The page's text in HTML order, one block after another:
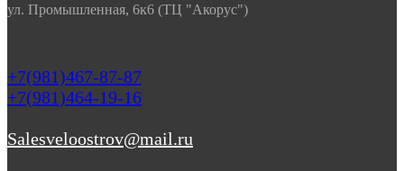
ул. Промышленная, 6к6 (ТЦ "Акорус")
+7(981)467-87-87
+7(981)464-19-16
Salesveloostrov@mail.ru